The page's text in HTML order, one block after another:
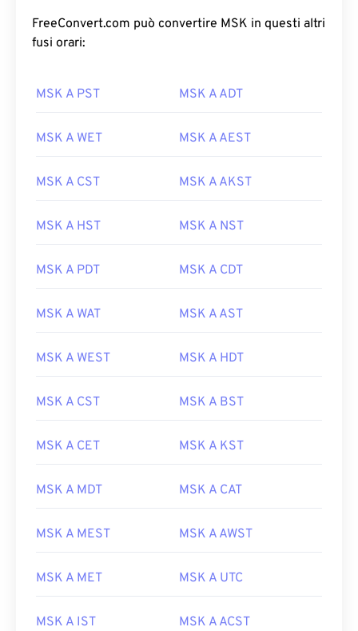
FreeConvert.com può convertire MSK in questi altri
fusi orari:
MSK A PST MSK A ADT
MSK A WET MSK A AEST
MSK A CST MSK A AKST
MSK A HST MSK A NST
MSK A PDT MSK A CDT
MSK A WAT MSK A AST
MSK A WEST MSK A HDT
MSK A CST MSK A BST
MSK A CET MSK A KST
MSK A MDT MSK A CAT
MSK A MEST MSK A AWST
MSK A MET MSK A UTC
MSK A IST MSK A ACST